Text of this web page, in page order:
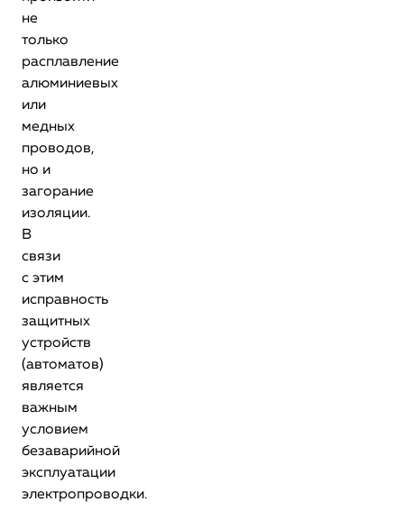
не
только
расплавление
алюминиевых
или
медных
проводов,
но и
загорание
изоляции.
В
связи
с этим
исправность
защитных
устройств
(автоматов)
является
важным
условием
безаварийной
эксплуатации
электропроводки.